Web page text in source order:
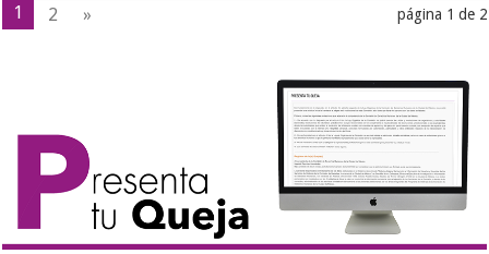
página 1 de 2
1 2 »